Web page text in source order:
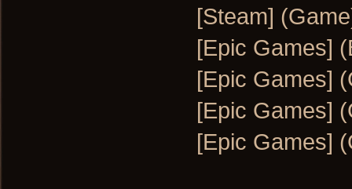
[Steam]
[Epic Games]
[Epic Games]
[Epic Games]
[Epic Games]